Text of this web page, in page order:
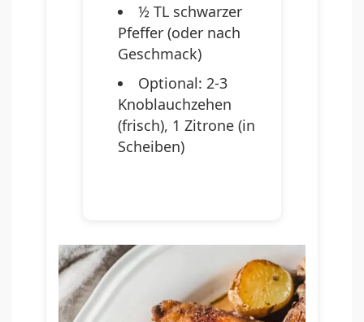
½ TL schwarzer
Pfeffer (oder nach
Geschmack)
Optional: 2-3
Knoblauchzehen
(frisch), 1 Zitrone (in
Scheiben)